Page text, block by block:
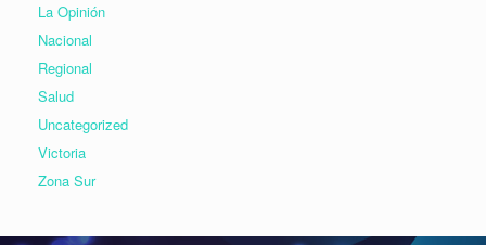
La Opinión
Nacional
Regional
Salud
Uncategorized
Victoria
Zona Sur